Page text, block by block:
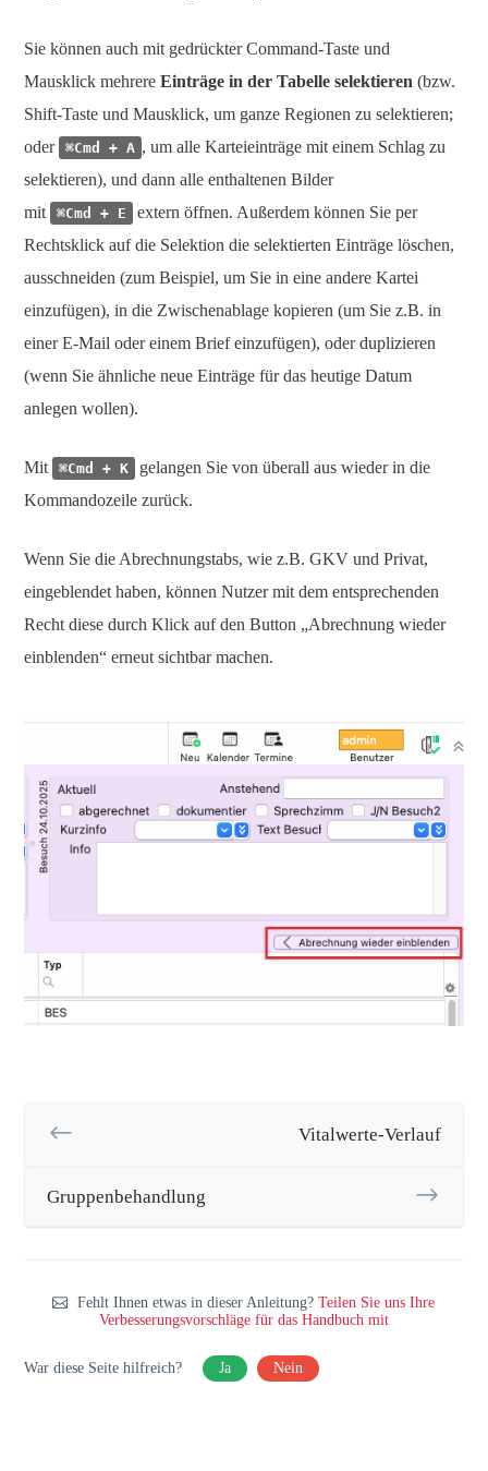
Sie können auch mit gedrückter Command-Taste und
Mausklick mehrere Einträge in der Tabelle selektieren (bzw.
Shift-Taste und Mausklick, um ganze Regionen zu selektieren;
oder ⌘Cmd + A , um alle Karteieinträge mit einem Schlag zu
selektieren), und dann alle enthaltenen Bilder
mit
⌘Cmd + E
extern öffnen. Außerdem können Sie per
Rechtsklick auf die Selektion die selektierten Einträge löschen,
ausschneiden (zum Beispiel, um Sie in eine andere Kartei
einzufügen), in die Zwischenablage kopieren (um Sie z.B. in
einer E-Mail oder einem Brief einzufügen), oder duplizieren
(wenn Sie ähnliche neue Einträge für das heutige Datum
anlegen wollen).
Mit ⌘Cmd + K
gelangen Sie von überall aus wieder in die
Kommandozeile zurück.
Wenn Sie die Abrechnungstabs, wie z.B. GKV und Privat,
eingeblendet haben, können Nutzer mit dem entsprechenden
Recht diese durch Klick auf den Button „Abrechnung wieder
einblenden“ erneut sichtbar machen.
Vitalwerte-Verlauf
Gruppenbehandlung
Fehlt Ihnen etwas in dieser Anleitung?Teilen Sie uns Ihre
Verbesserungsvorschläge für das Handbuch mit
War diese Seite hilfreich? Ja Nein